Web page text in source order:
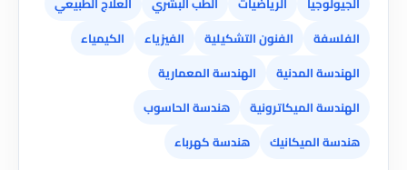
الفلسفة
الفنون التشكيلية الفيزياء
الكيمياء
الهندسة المدنية
الهندسة المعمارية
الهندسة الميكاترونية
هندسة الحاسوب
هندسة الميكانيك
هندسة كهرباء